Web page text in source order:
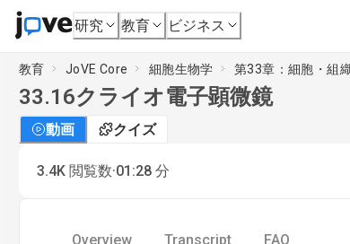
研究 教育 ビジネス
教育 JoVE Core 細胞生物学 第33章：細胞・組
33.16クライオ電子顕微鏡
動画 クイズ
3.4K 閲覧数·01:28 分
Overview Transcript FAQ